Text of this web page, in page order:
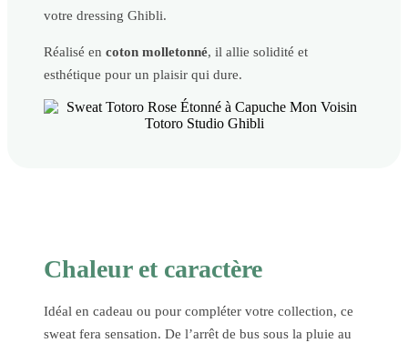
votre dressing Ghibli.
Réalisé en coton molletonné, il allie solidité et
esthétique pour un plaisir qui dure.
Chaleur et caractère
Idéal en cadeau ou pour compléter votre collection, ce
sweat fera sensation. De l’arrêt de bus sous la pluie au